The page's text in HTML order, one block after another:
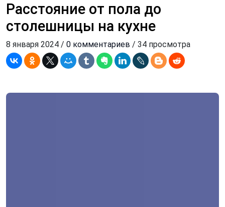
Расстояние от пола до
столешницы на кухне
8 января 2024 / 0 комментариев / 34 просмотра